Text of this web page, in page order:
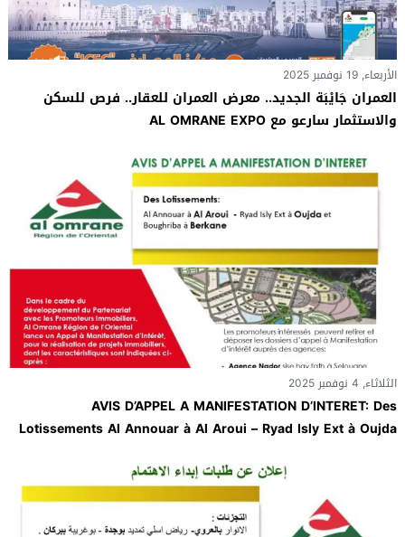
الأربعاء, 19 نوفمبر 2025
العمران جَايْبَة الجديد.. معرض العمران للعقار.. فرص للسكن
والاستثمار سارعو مع AL OMRANE EXPO
الثلاثاء, 4 نوفمبر 2025
AVIS D’APPEL A MANIFESTATION D’INTERET: Des
Lotissements Al Annouar à Al Aroui – Ryad Isly Ext à Oujda